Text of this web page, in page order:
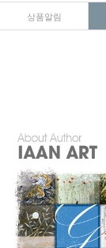
상품알림